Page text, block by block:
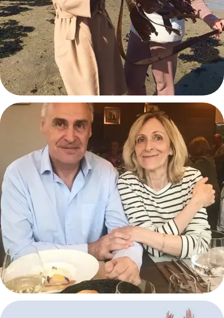
ЗОНЫ ОТДЫХА
И ВОССТАНОВЛЕНИЯ
Для отдыха между занятиями у нас предусмотрена
— место, где можно пообщаться
с коллегами, обсудить обучение и просто
насладиться чашкой ароматного кофе или чая.
Также в нашем центре естьспа-пространство:
оборудованный спа-кабинет и чебек для выполнения
профессиональных пилингов и обертываний.
И особая гордость пространства —
настоящая
русская баня с панорамным окном
. В ней уже
прошло множество обучающих программ и даже
несколько банных чемпионатов.